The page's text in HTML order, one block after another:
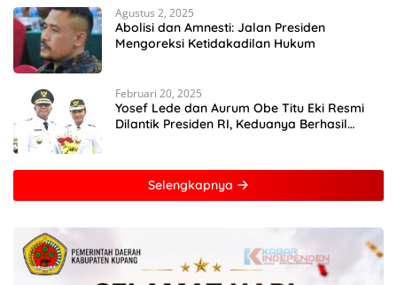
Agustus 2, 2025
Abolisi dan Amnesti: Jalan Presiden
Mengoreksi Ketidakadilan Hukum
Februari 20, 2025
Yosef Lede dan Aurum Obe Titu Eki Resmi
Dilantik Presiden RI, Keduanya Berhasil
Selengkapnya